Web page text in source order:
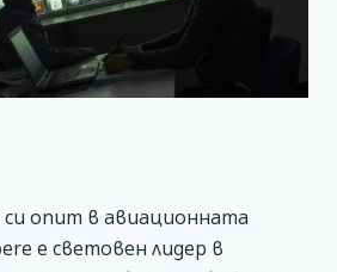
опит в авиационната
е световен лидер в